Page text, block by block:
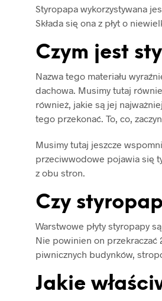
Styropapa wykorzystywana
Składa się ona z płyt o
Czym jest
Nazwa tego materiału
dachowa. Musimy tutaj
również, jakie są jej
tego przekonać. To, co,
Musimy tutaj jeszcze
przeciwwodowe pojawia się
z obu stron.
Czy
Warstwowe płyty styropapy
Nie powinien on przekraczać
piwnicznych budynków,
Jakie